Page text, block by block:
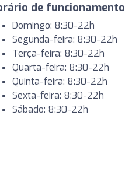
de funcionamento
Domingo: 8:30-22h
Segunda-feira: 8:30-22h
Terça-feira: 8:30-22h
Quarta-feira: 8:30-22h
Quinta-feira: 8:30-22h
Sexta-feira: 8:30-22h
Sábado: 8:30-22h